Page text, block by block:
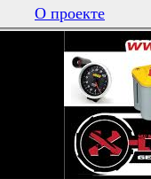
О проекте